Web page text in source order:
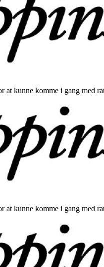
kunne komme i gang med
kunne komme i gang med